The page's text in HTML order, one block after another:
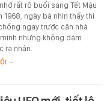
rất rõ buổi sáng Tết Mậu
1968, ngày bà nhìn thấy thi
ngay trước căn nhà
nhưng không dám
ra nhận.
-